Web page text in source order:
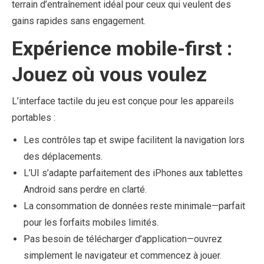
terrain d’entraînement idéal pour ceux qui veulent des
gains rapides sans engagement.
Expérience mobile-first :
Jouez où vous voulez
L’interface tactile du jeu est conçue pour les appareils
portables :
Les contrôles tap et swipe facilitent la navigation lors
des déplacements.
L’UI s’adapte parfaitement des iPhones aux tablettes
Android sans perdre en clarté.
La consommation de données reste minimale—parfait
pour les forfaits mobiles limités.
Pas besoin de télécharger d’application—ouvrez
simplement le navigateur et commencez à jouer.